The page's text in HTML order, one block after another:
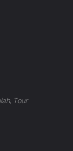
Tour